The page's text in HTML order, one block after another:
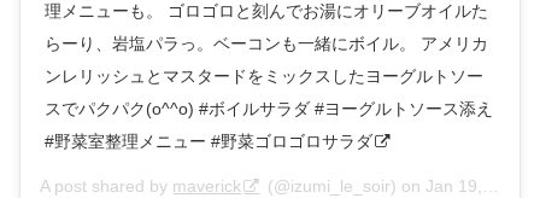
理メニューも。 ゴロゴロと刻んでお湯にオリーブオイルた
らーり、岩塩パラっ。ベーコンも一緒にボイル。 アメリカ
ンレリッシュとマスタードをミックスしたヨーグルトソー
スでパクパク(o^^o) #ボイルサラダ #ヨーグルトソース添え
#野菜室整理メニュー #野菜ゴロゴロサラダ
A post shared by maverick (@izumi_le_soir) onJan 19, 2020 at 3:31am PST